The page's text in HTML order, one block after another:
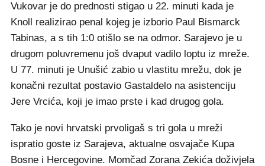
Vukovar je do prednosti stigao u 22. minuti kada je
Knoll realizirao penal kojeg je izborio Paul Bismarck
Tabinas, a s tih 1:0 otišlo se na odmor. Sarajevo je u
drugom poluvremenu još dvaput vadilo loptu iz mreže.
U 77. minuti je Unušić zabio u vlastitu mrežu, dok je
konačni rezultat postavio Gastaldelo na asistenciju
Jere Vrcića, koji je imao prste i kad drugog gola.
Tako je novi hrvatski prvoligaš s tri gola u mreži
ispratio goste iz Sarajeva, aktualne osvajače Kupa
Bosne i Hercegovine. Momčad Zorana Zekića doživjela